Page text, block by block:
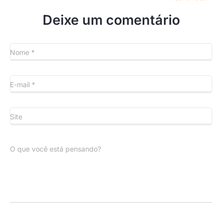
Deixe um comentário
Nome *
E-mail *
Site
O que você está pensando?